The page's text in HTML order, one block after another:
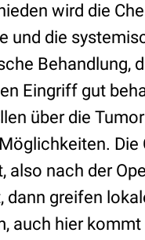
wird die
und die
Behandlung,
Eingriff gut
über die
Die
also nach der
dann greifen
auch hier